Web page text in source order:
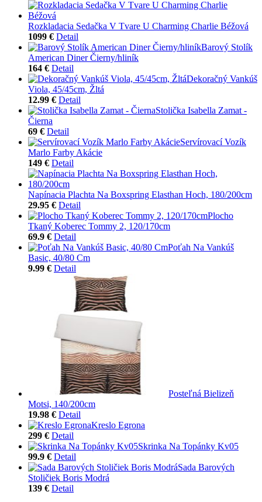
Rozkladacia Sedačka V Tvare U Charming Charlie Béžová
1099 € Detail
Barový Stolík
American Diner Čierny/hliník
164 € Detail
Dekoračný Vankúš
Viola, 45/45cm, Žltá
12.99 € Detail
Stolička Isabella Zamat -
Čierna
69 € Detail
Servírovací Vozík
Marlo Farby Akácie
149 € Detail
Napínacia Plachta Na Boxspring Elasthan Hoch, 180/200cm
29.95 € Detail
Plocho
Tkaný Koberec Tommy 2, 120/170cm
69.9 € Detail
Poťah Na Vankúš
Basic, 40/80 Cm
9.99 € Detail
Posteľná Bielizeň
Motsi, 140/200cm
19.98 € Detail
Kreslo Egrona
299 € Detail
Skrinka Na Topánky Kv05
99.9 € Detail
Sada Barových
Stoličiek Boris Modrá
139 € Detail